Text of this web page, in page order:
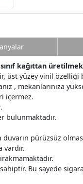
kağıttan
üst yüzey vinil özelliği
, mekanlarınıza
içermez.
bulunmaktadır.
duvarın pürüzsüz
Bu sayede